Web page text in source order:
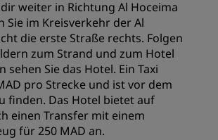
weiter in Richtung Al Hoceima
Sie im Kreisverkehr der Al
die erste Straße rechts. Folgen
zum Strand und zum Hotel
sehen Sie das Hotel. Ein Taxi
pro Strecke und ist vor dem
finden. Das Hotel bietet auf
einen Transfer mit einem
für 250 MAD an.